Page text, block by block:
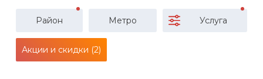
Район Метро Услуга
Акции и скидки (2)